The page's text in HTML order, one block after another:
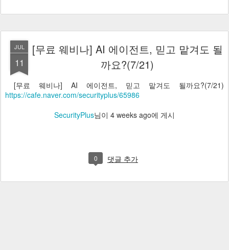
JUL
11
[무료 웨비나] AI 에이전트, 믿고 맡겨도 될
까요?(7/21)
[무료 웨비나] AI 에이전트, 믿고 맡겨도 될까요?(7/21)
https://cafe.naver.com/securityplus/65986
SecurityPlus님이 4 weeks ago에 게시
0 댓글 추가